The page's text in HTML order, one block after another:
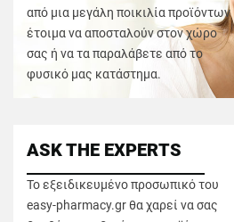
από μια μεγάλη ποικιλία προϊόντων
έτοιμα να αποσταλούν στον χώρο
σας ή να τα παραλάβετε από το
φυσικό μας κατάστημα.
ASK THE EXPERTS
Το εξειδικευμένο προσωπικό του
easy-pharmacy.gr θα χαρεί να σας